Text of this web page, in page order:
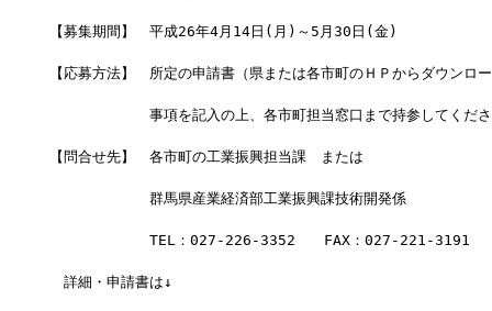
【募集期間】　平成26年4月14日(月)～5月30日(金)
【応募方法】　所定の申請書（県または各市町のＨＰからダウンロ
事項を記入の上、各市町担当窓口まで持参してくださ
【問合せ先】　各市町の工業振興担当課　または
群馬県産業経済部工業振興課技術開発係
TEL：027-226-3352　　FAX：027-221-3191
詳細・申請書は↓